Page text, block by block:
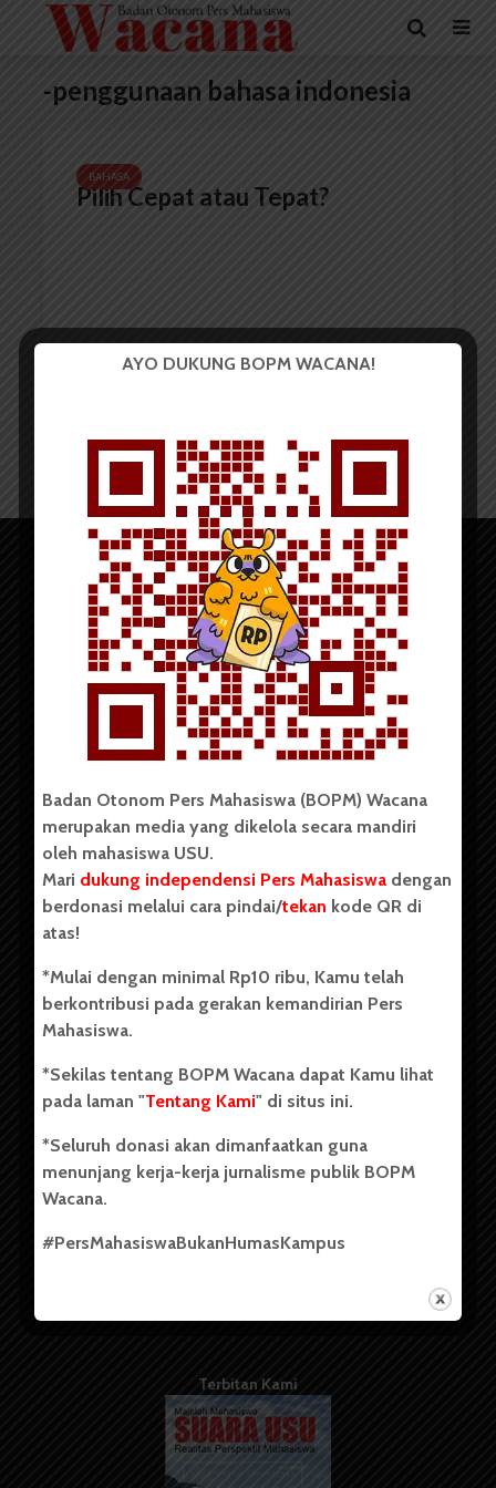
-penggunaan bahasa indonesia
BAHASA
Pilih Cepat atau Tepat?
Copyright © 2023. All rights reserved BOPM WACANA.
Badan Otonom Pers Mahasiswa (BOPM) Wacana merupakan
pers mahasiswa yang berdiri di luar kampus dan dikelola
secara mandiri oleh mahasiswa Universitas Sumatera Utara
(USU). Sebelumnya BOPM Wacana merupakan salah satu
Unit Kegiatan Mahasiswa (UKM) di Universitas Sumatera
berdiri pada 1 Juli 1995.
Kontribusi
Info Iklan
Pedoman Media Siber
Kode Etik Jurnalistik
Terbitan Kami
AYO DUKUNG BOPM WACANA!
Badan Otonom Pers Mahasiswa (BOPM) Wacana
merupakan media yang dikelola secara mandiri
oleh mahasiswa USU.
Mari dukung independensi Pers Mahasiswa dengan
berdonasi melalui cara pindai/tekan kode QR di
atas!
*Mulai dengan minimal Rp10 ribu, Kamu telah
berkontribusi pada gerakan kemandirian Pers
Mahasiswa.
*Sekilas tentang BOPM Wacana dapat Kamu lihat
pada laman "Tentang Kami" di situs ini.
*Seluruh donasi akan dimanfaatkan guna
menunjang kerja-kerja jurnalisme publik BOPM
Wacana.
#PersMahasiswaBukanHumasKampus